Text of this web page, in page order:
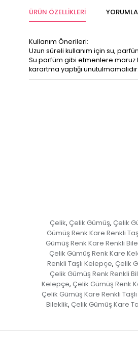
ÜRÜN ÖZELLIKLERI
Kullanım Önerileri:
Uzun süreli kullanım için su,
Su parfüm gibi etmenlere maruz
karartma yaptığı
Çelik, Çelik Gümüş, Çelik
Gümüş Renk Kare Renkli
Gümüş Renk Kare Renkli
Çelik Gümüş Renk Kare
Renkli Taşlı Kelepçe, Çelik
Çelik Gümüş Renk Renkli
Kelepçe, Çelik Gümüş Renk
Çelik Gümüş Kare Renkli
Bileklik, Çelik Gümüş Kare